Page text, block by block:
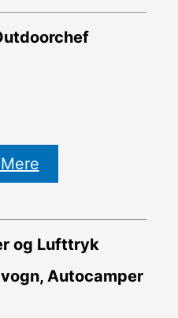
og Lufttryk
Autocamper